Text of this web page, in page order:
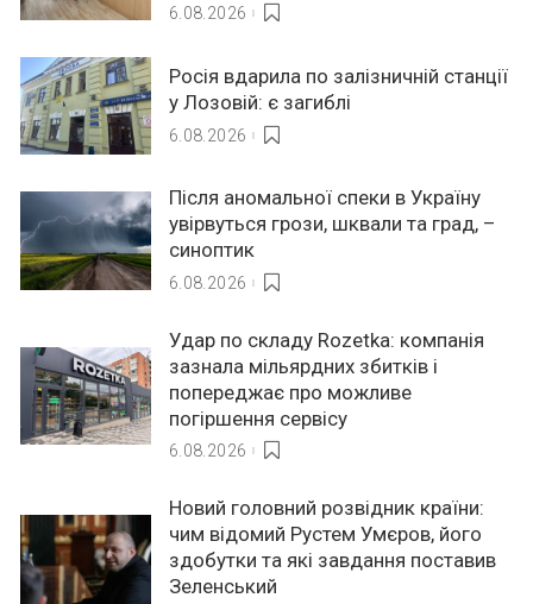
6.08.2026
Росія вдарила по залізничній станції
у Лозовій: є загиблі
6.08.2026
Після аномальної спеки в Україну
увірвуться грози, шквали та град, –
синоптик
6.08.2026
Удар по складу Rozetka: компанія
зазнала мільярдних збитків і
попереджає про можливе
погіршення сервісу
6.08.2026
Новий головний розвідник країни:
чим відомий Рустем Умєров, його
здобутки та які завдання поставив
Зеленський